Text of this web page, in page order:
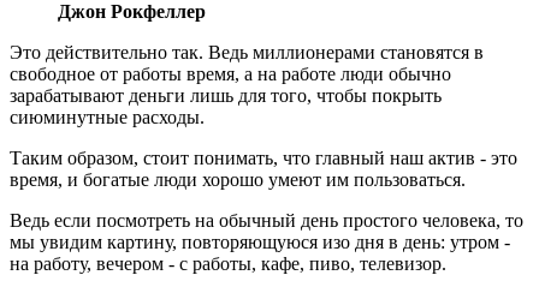
Джон Рокфеллер
Это действительно так. Ведь миллионерами становятся в
свободное от работы время, а на работе люди обычно
зарабатывают деньги лишь для того, чтобы покрыть
сиюминутные расходы.
Таким образом, стоит понимать, что главный наш актив - это
время, и богатые люди хорошо умеют им пользоваться.
Ведь если посмотреть на обычный день простого человека, то
мы увидим картину, повторяющуюся изо дня в день: утром -
на работу, вечером - с работы, кафе, пиво, телевизор.